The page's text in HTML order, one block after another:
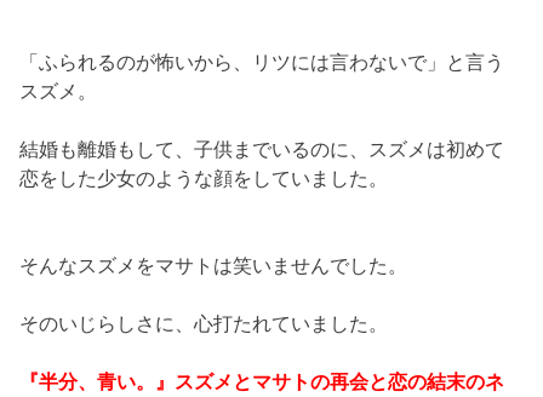
「ふられるのが怖いから、リツには言わないで」と言う
スズメ。
結婚も離婚もして、子供までいるのに、スズメは初めて
恋をした少女のような顔をしていました。
そんなスズメをマサトは笑いませんでした。
そのいじらしさに、心打たれていました。
『半分、青い。』スズメとマサトの再会と恋の結末のネ